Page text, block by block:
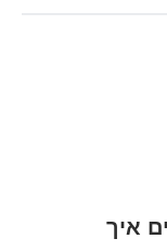
מהר? 9 טיפים איך